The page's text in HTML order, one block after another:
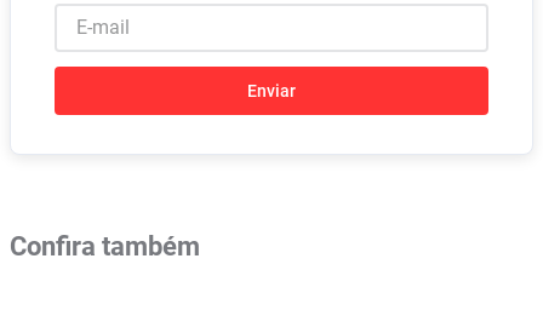
Enviar
Confira também